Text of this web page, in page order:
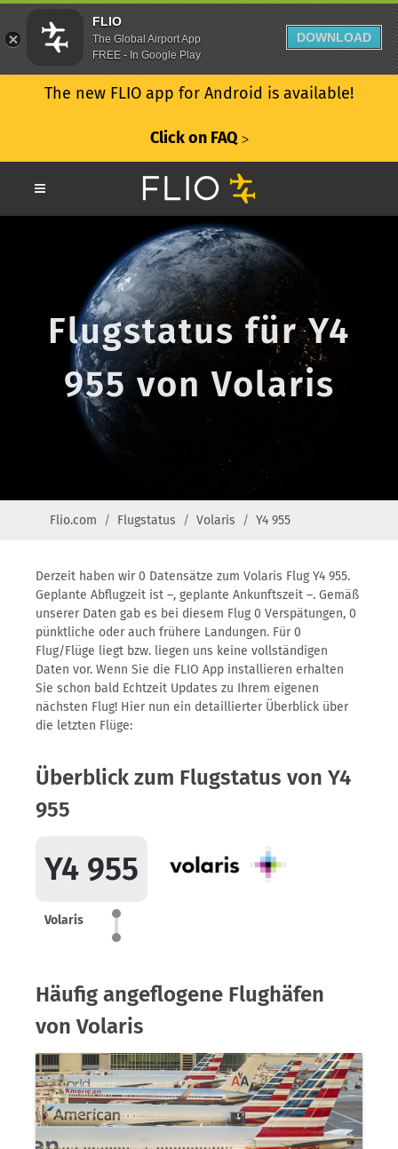
The new FLIO app for Android is available!
Click on FAQ ᐳ
Flugstatus für Y4
955 von Volaris
Flio.com Flugstatus Volaris Y4 955
Derzeit haben wir 0 Datensätze zum Volaris Flug Y4 955.
Geplante Abflugzeit ist –, geplante Ankunftszeit –. Gemäß
unserer Daten gab es bei diesem Flug 0 Verspätungen, 0
pünktliche oder auch frühere Landungen. Für 0
Flug/Flüge liegt bzw. liegen uns keine vollständigen
Daten vor. Wenn Sie die FLIO App installieren erhalten
Sie schon bald Echtzeit Updates zu Ihrem eigenen
nächsten Flug! Hier nun ein detaillierter Überblick über
die letzten Flüge:
Überblick zum Flugstatus von Y4
955
Y4 955
Volaris
Häufig angeflogene Flughäfen
von Volaris
FLIO
The Global Airport App
FREE - In Google Play
DOWNLOAD